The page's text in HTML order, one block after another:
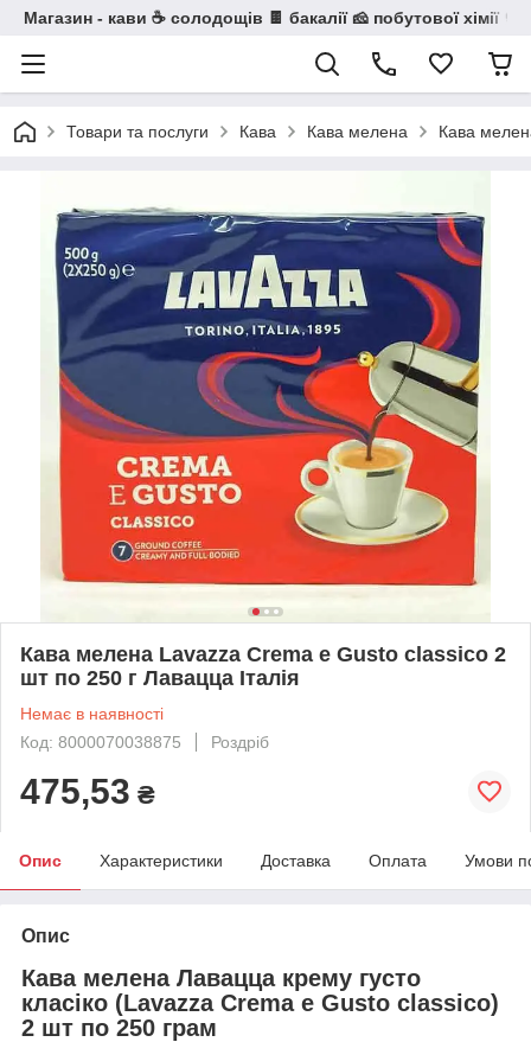
Магазин - кави ☕ солодощів 🍫 бакалії 🧀 побутової хімії 🧼
Товари та послуги Кава Кава мелена Кава
Кава мелена Lavazza Crema e Gusto classico 2
шт по 250 г Лавацца Італія
Немає в наявності
Код: 8000070038875
Роздріб
475,53 ₴
Опис Характеристики Доставка Оплата Умови
Опис
Кава мелена Лавацца крему густо
класіко (Lavazza Crema e Gusto classico)
2 шт по 250 грам